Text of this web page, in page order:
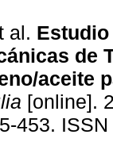
al. Estudio
de
aceite
[online].
453.